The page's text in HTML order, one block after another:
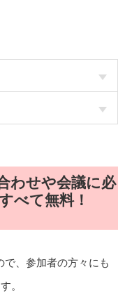
わせや会議に必
べて無料！
、参加者の方々にも
。